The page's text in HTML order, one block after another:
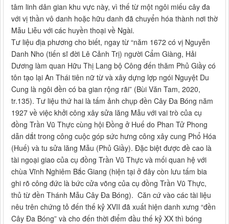
tâm linh dân gian khu vực này, vì thế từ một ngôi miếu cây đa
với vị thần vô danh hoặc hữu danh đã chuyển hóa thành nơi thờ
Mẫu Liễu với các huyền thoại về Ngài.
Tư liệu địa phương cho biết, ngay từ “năm 1672 có vị Nguyễn
Danh Nho (tiến sĩ đời Lê Cảnh Trị) người Cẩm Giàng, Hải
Dương làm quan Hữu Thị Lang bộ Công đến thăm Phủ Giầy có
tôn tạo lại An Thái tiên nữ từ và xây dựng lợp ngói Nguyệt Du
Cung là ngôi đền có ba gian rộng rãi” (Bùi Văn Tam, 2020,
tr.135). Tư liệu thứ hai là tấm ảnh chụp đền Cây Đa Bóng năm
1927 về việc khởi công xây sửa lăng Mẫu với vai trò của cụ
đồng Trần Vũ Thực cùng hội Đồng ở Huế do Phan Tử Phong
dẫn dắt trong công cuộc góp sức hưng công xây cung Phổ Hóa
(Huế) và tu sửa lăng Mẫu (Phủ Giầy). Đặc biệt được đề cao là
tài ngoại giao của cụ đồng Trần Vũ Thực và mối quan hệ với
chùa Vĩnh Nghiêm Bắc Giang (hiện tại ở đây còn lưu tấm bia
ghi rõ công đức là bức cửa võng của cụ đồng Trần Vũ Thực,
thủ từ đền Thánh Mẫu Cây Đa Bóng). Căn cứ vào các tài liệu
nêu trên chứng tỏ đến thế kỷ XVII đã xuất hiện danh xưng “đền
Cây Đa Bóng” và cho đến thời điểm đầu thế kỷ XX thì bóng